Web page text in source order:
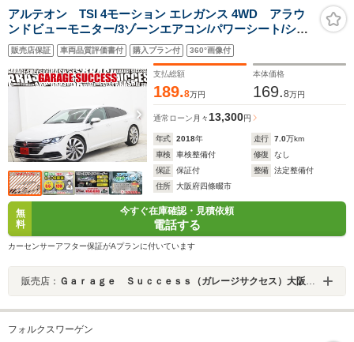
アルテオン TSI 4モーション エレガンス 4WD アラウ
ンドビューモニター/3ゾーンエアコン/パワーシート/シー
トヒーター/純正20インチホイール/茶革シート/ハンドルヒ
ーター/シートメモリー/電動Pブレーキ/純正ナビ/フルセ
グ/パワーゲート/ETC
販売店保証 車両品質評価書付 購入プラン付 360°画像付
支払総額
189.8万円
本体価格
169.8万円
通常ローン 月々 13,300円
年式 2018年 走行 7.0万km
車検
車検整備付 修復
なし
保証
保証付 整備
法定整備付
住所
大阪府四條畷市
無
料
今すぐ在庫確認・見積依頼
電話する
カーセンサーアフター保証がAプランに付いています
販売店： Ｇａｒａｇｅ Ｓｕｃｃｅｓｓ（ガレージサクセス）大阪外環店 クラウン・マークＸ セダン専門店
フォルクスワーゲン